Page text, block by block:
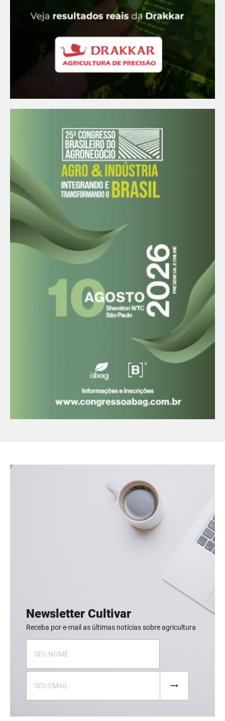
Newsletter Cultivar
Receba por e-mail as últimas notícias sobre agricultura